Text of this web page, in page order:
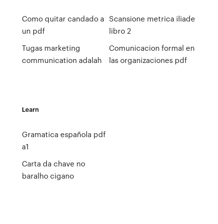
Como quitar candado a
un pdf
Tugas marketing
communication adalah
Scansione metrica iliade
libro 2
Comunicacion formal en
las organizaciones pdf
Learn
Gramatica española pdf
a1
Carta da chave no
baralho cigano